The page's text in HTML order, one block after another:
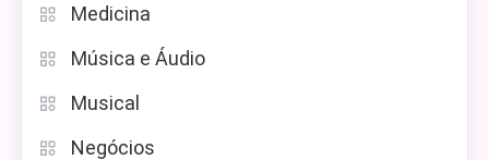
Medicina
Música e Áudio
Musical
Negócios